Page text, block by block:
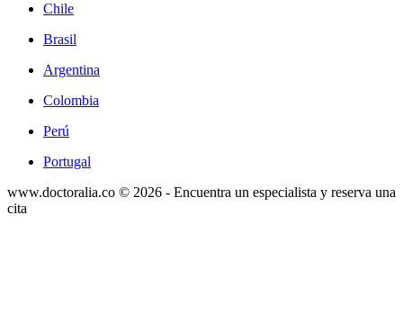
Chile
Brasil
Argentina
Colombia
Perú
Portugal
www.doctoralia.co © 2026 - Encuentra un especialista y reserva una
cita